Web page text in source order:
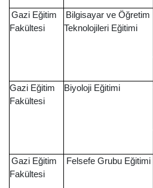
Gazi Eğitim
Fakültesi
Bilgisayar ve Öğretim
Teknolojileri Eğitimi
Gazi Eğitim
Fakültesi
Biyoloji Eğitimi
Gazi Eğitim
Fakültesi
Felsefe Grubu Eğitimi